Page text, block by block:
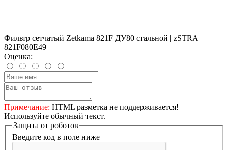
Фильтр сетчатый Zetkama 821F ДУ80 стальной | zSTRA
821F080E49
Оценка:
Примечание: HTML разметка не поддерживается!
Используйте обычный текст.
Защита от роботов
Введите код в поле ниже